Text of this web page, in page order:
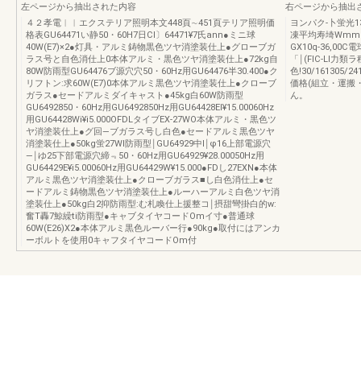
左ページから抽出された内容
４２孝電︱︱エクステリア照明本文448頁∼451頁テリア照明価
格表GU64471い静50・60H7日Cl〕64471¥7氏ann●ミニ球
40W(E7)×2●灯具・アルミ鋳物黒色ツヤ消塗装仕上●グローブガ
ラス号と自色消仕上0本体アルミ・黒色ツヤ消塗装仕上●72kg自
80W防雨型GU64476ブ源穴穴50・60Hz用GU64476半30.400●ク
リフトン:求60W(E7)0本体アルミ黒色ツヤ消塗装仕上●クローブ
ガラス●セードアルミダイキャスト●45kg白60W防雨型
GU6492850・60Hz用GU6492850Hz用GU64428EI¥15.00060Hz
用GU64428Wi¥i5.000OFDLタイブEX-27WO本体アルミ・黒色ツ
ヤ消塗装仕上●グ回―ブガラス号し白色●セードアルミ黒色ツヤ
消塗装仕上●50kg蛍27WI防雨型￨GU64929中I￨φ16上部電源穴
―￨ゆ25下部電源穴締﹃50・60Hz用GU64929¥28.00050Hz用
GU64429E¥i5.00060Hz用GU64429W¥15.000●FDし27EXN●本体
アルミ黒色ツヤ消塗装仕上●クローブガラス■し白色消仕上●セ
ードアルミ鋳物黒色ツヤ消塗装仕上●ルーハーアルミ白色ツヤ消
塗装仕上●50kg白2抑防雨型:む札喚仕上援整コ￨摂甜彎掛白的w:
奮T轟7鯨繰ti防雨型●キャブタイヤコードOmイ寸●普通球
60W(E26)X2●本体アルミ黒色ルーバー行●90kg●取付にはアンカ
ーボルトを使用0キャフタイヤコードOm付
右ページから抽出
ヨンパク‐卜蛍光
凍平均寿埼
GX10q-36,00C電
「￨(FIC‐LI力類
色!30/161305/
価格(組立・運搬
ん。